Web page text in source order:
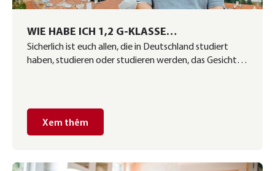
WIE HABE ICH 1,2 G-KLASSE
VALEDICTORIANS BEI STK HAMBURG
BEKOMMEN?
Sicherlich ist euch allen, die in Deutschland studiert
haben, studieren oder studieren werden, das Gesicht
war, hat er sich kürzlich erneut erfolgreich in die
Xem thêm